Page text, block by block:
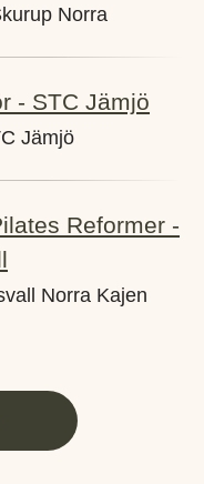
Norra
- STC Jämjö
Jämjö
Reformer -
Norra Kajen